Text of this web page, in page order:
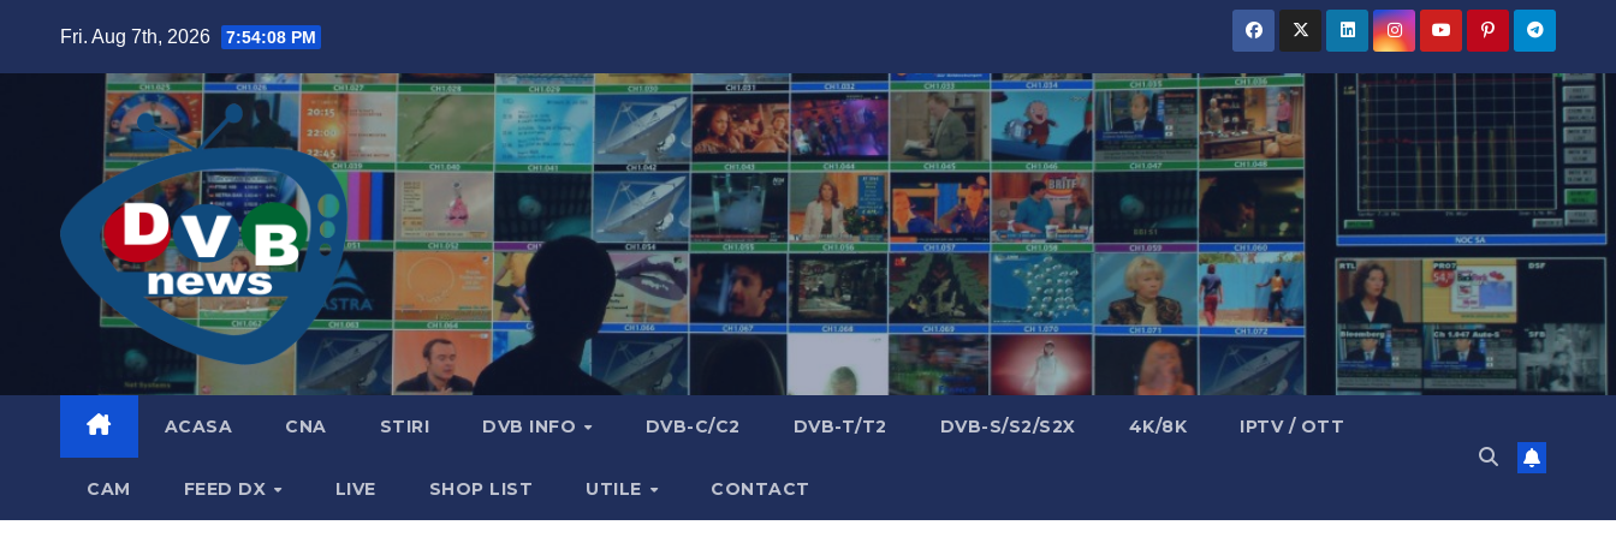
Fri. Aug 7th, 2026 7:54:08 PM
ACASA CNA STIRI DVB INFO DVB-C/C2 DVB-T/T2 DVB-S/S2/S2X 4K/8K IPTV / OTT
CAM FEED DX LIVE SHOP LIST UTILE CONTACT